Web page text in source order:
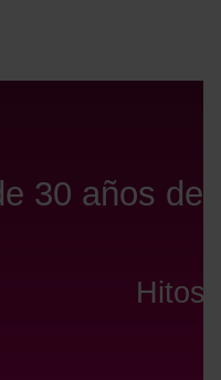
30 años de
Hitos